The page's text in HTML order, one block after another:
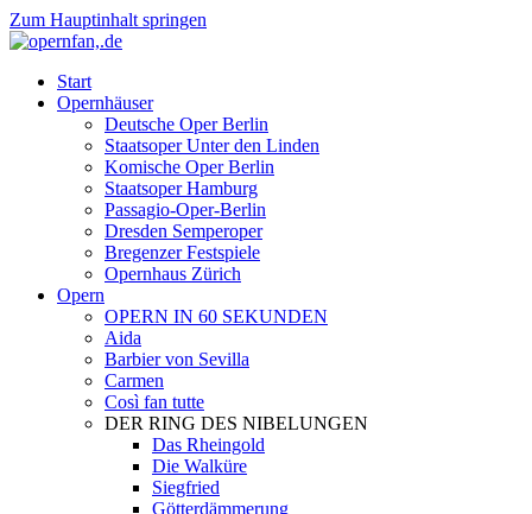
Zum Hauptinhalt springen
Start
Opernhäuser
Deutsche Oper Berlin
Staatsoper Unter den Linden
Komische Oper Berlin
Staatsoper Hamburg
Passagio-Oper-Berlin
Dresden Semperoper
Bregenzer Festspiele
Opernhaus Zürich
Opern
OPERN IN 60 SEKUNDEN
Aida
Barbier von Sevilla
Carmen
Così fan tutte
DER RING DES NIBELUNGEN
Das Rheingold
Die Walküre
Siegfried
Götterdämmerung